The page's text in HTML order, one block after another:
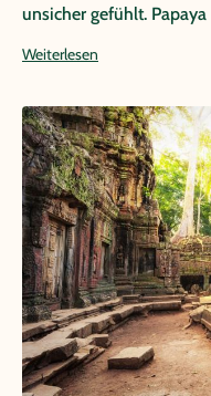
unsicher gefühlt.
Weiterlesen